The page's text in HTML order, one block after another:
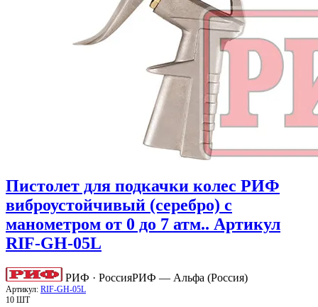
Пистолет для подкачки колес РИФ
виброустойчивый (серебро) с
манометром от 0 до 7 атм.. Артикул
RIF-GH-05L
РИФ · РоссияРИФ — Альфа (Россия)
Артикул: RIF-GH-05L
10 ШТ